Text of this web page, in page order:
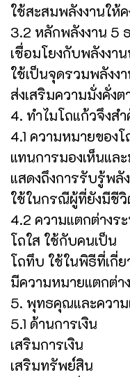
ใช้สะสมพลังงานให้
3.2 หลักพลังงาน 5
เชื่อมโยงกับพลังงา
ใช้เป็นจุดรวมพลังง
ส่งเสริมความมั่งคั่ง
4. ทำไมโถแก้วจึงส
4.1 ความหมายของโ
แทนการมองเห็นแล
แสดงถึงการรับรู้พลั
ใช้ในกรณีผู้ที่ยังมีชี
4.2 ความแตกต่างร
โถใส ใช้กับคนเป็น
โถทึบ ใช้ในพิธีที่เกี่
มีความหมายแตกต่า
5. พุทธคุณและความ
5.1 ด้านการเงิน
เสริมการเงิน
เสริมทรัพย์สิน